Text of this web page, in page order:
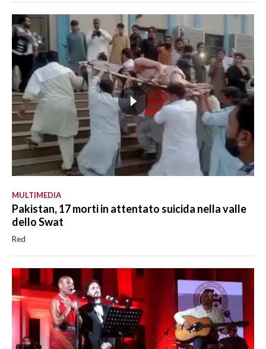
MULTIMEDIA
Pakistan, 17 morti in attentato suicida nella valle
dello Swat
Red